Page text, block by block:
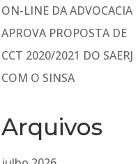
ON-LINE DA ADVOCACIA
APROVA PROPOSTA DE
CCT 2020/2021 DO SAERJ
COM O SINSA
Arquivos